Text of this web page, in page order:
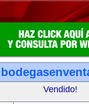
Vendido!